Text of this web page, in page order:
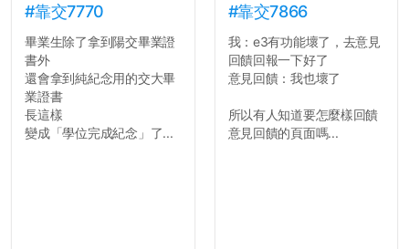
#靠交7770
畢業生除了拿到陽交畢業證
書外
還會拿到純紀念用的交大畢
業證書
長這樣
變成「學位完成紀念」了...
#靠交7866
我：e3有功能壞了，去意見
回饋回報一下好了
意見回饋：我也壞了
所以有人知道要怎麼樣回饋
意見回饋的頁面嗎...